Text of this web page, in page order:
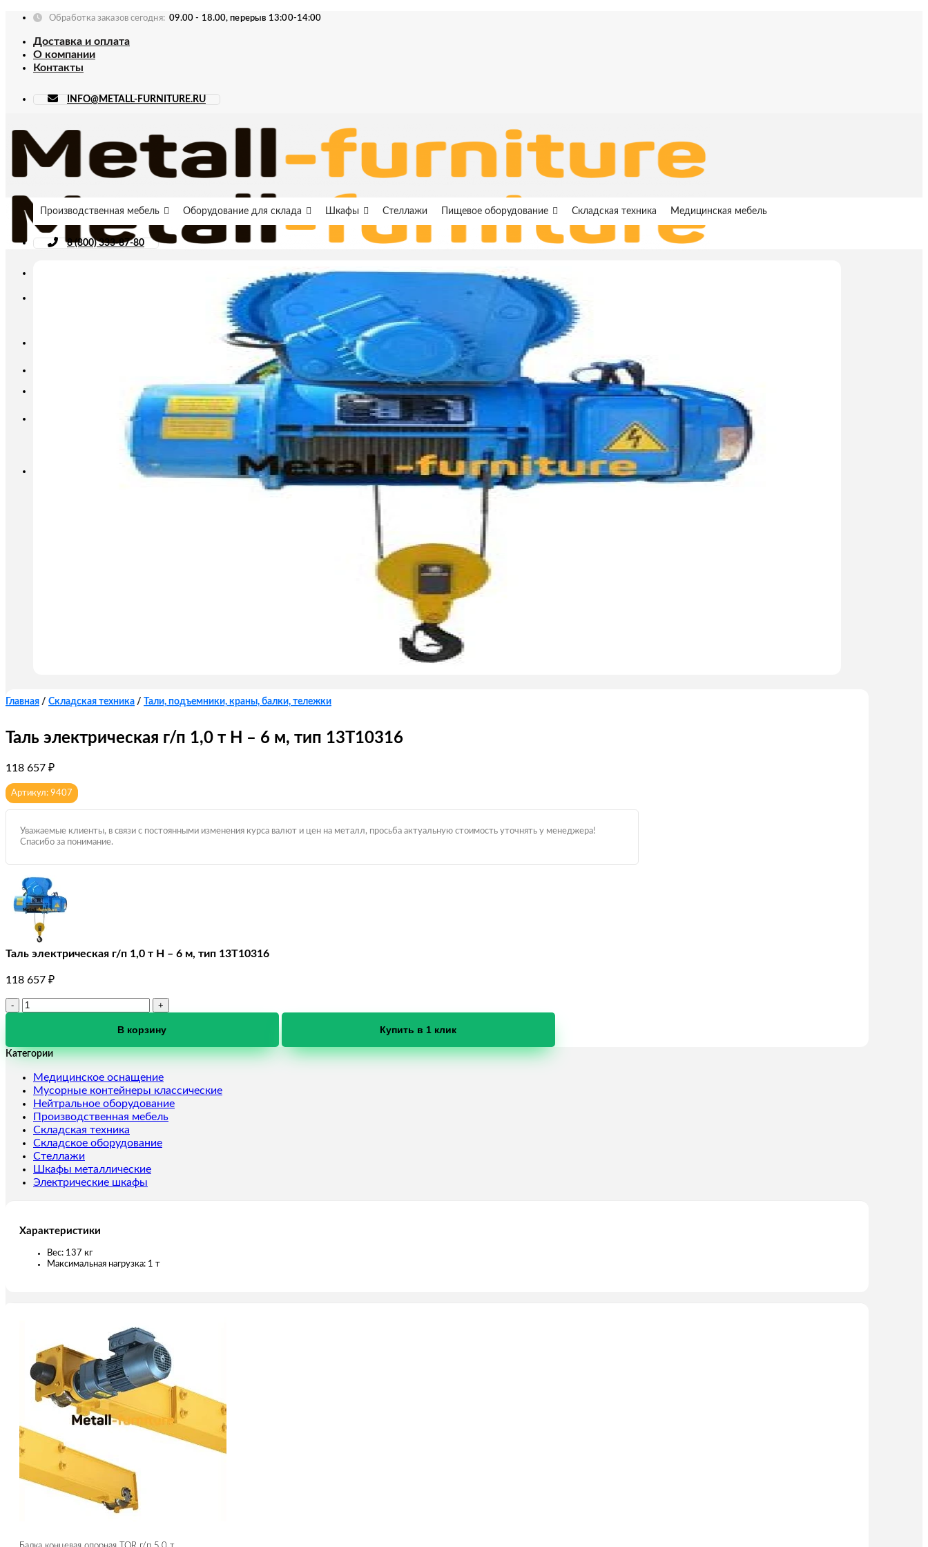
Skip
content
Обработка заказов сегодня: 09.00 - 18.00, перерыв 13:00-14:00
Доставка и оплата
О компании
Контакты
INFO@METALL-FURNITURE.RU
Производственная мебель Оборудование для склада Шкафы Стеллажи Пищевое оборудование Складская техника Медицинская мебель
8 (800) 333-87-80
Главная / Складская техника / Тали, подъемники, краны, балки, тележки
Таль электрическая г/п 1,0 т Н – 6 м, тип 13Т10316
118 657 ₽
Артикул: 9407
Уважаемые клиенты, в связи с постоянными изменения курса валют и цен на металл, просьба актуальную стоимость уточнять у менеджера!
Спасибо за понимание.
Таль электрическая г/п 1,0 т Н – 6 м, тип 13Т10316
118 657 ₽
Количество
г/
1,0
т
Н
-
6
м,
тип
13Т10316
В корзину Купить в 1 клик
Категории
Медицинское оснащение
Мусорные контейнеры классические
Нейтральное оборудование
Производственная мебель
Складская техника
Складское оборудование
Стеллажи
Шкафы металлические
Электрические шкафы
Характеристики
Вес: 137 кг
Максимальная нагрузка: 1 т